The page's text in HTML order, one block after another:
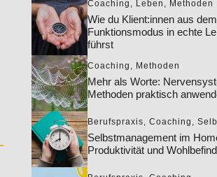
Coaching , Leben , Methoden
Wie du Klient:innen aus dem
Funktionsmodus in echte
führst
Coaching , Methoden
Mehr als Worte:
Methoden praktisch
Berufspraxis, Coaching ,
Selbstmanagement im
Produktivität und